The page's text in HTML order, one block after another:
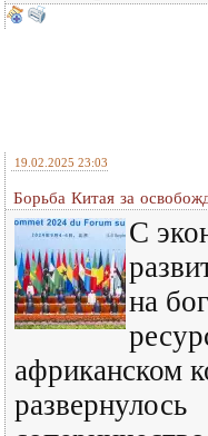
19.02.2025 23:03
Борьба Китая за
С
на
африканском
развернулось